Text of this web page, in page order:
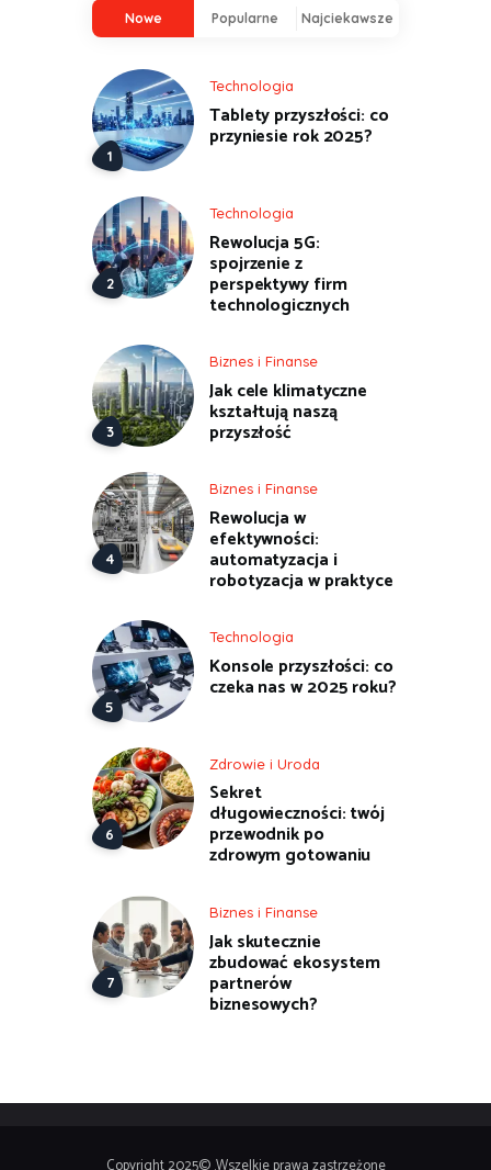
Nowe Popularne Najciekawsze
Technologia
Tablety przyszłości: co
przyniesie rok 2025?
Technologia
Rewolucja 5G:
spojrzenie z
perspektywy firm
technologicznych
Biznes i Finanse
Jak cele klimatyczne
kształtują naszą
przyszłość
Biznes i Finanse
Rewolucja w
efektywności:
automatyzacja i
robotyzacja w praktyce
Technologia
Konsole przyszłości: co
czeka nas w 2025 roku?
Zdrowie i Uroda
Sekret
długowieczności: twój
przewodnik po
zdrowym gotowaniu
Biznes i Finanse
Jak skutecznie
zbudować ekosystem
partnerów
biznesowych?